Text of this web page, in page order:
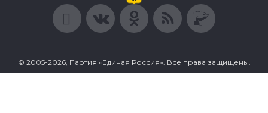
© 2005-2026, Партия «Единая Россия». Все права защищены.